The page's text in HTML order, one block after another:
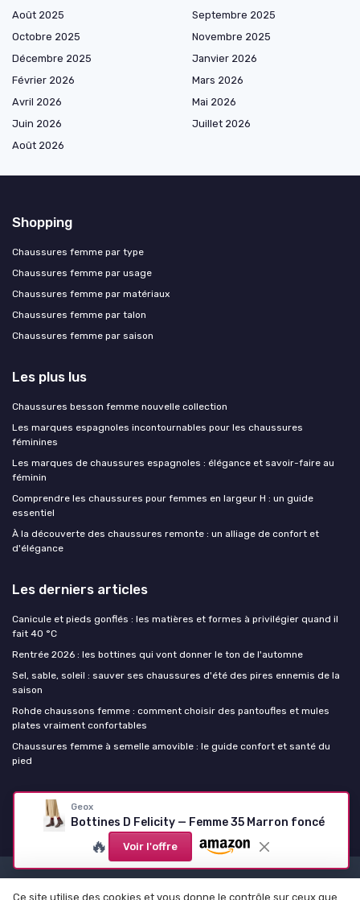
Geox
Bottines D Felicity — Femme 35 Marron foncé
🔥 Voir l'offre
Août 2025
Septembre 2025
Octobre 2025
Novembre 2025
Décembre 2025
Janvier 2026
Février 2026
Mars 2026
Avril 2026
Mai 2026
Juin 2026
Juillet 2026
Août 2026
Shopping
Chaussures femme par type
Chaussures femme par usage
Chaussures femme par matériaux
Chaussures femme par talon
Chaussures femme par saison
Les plus lus
Chaussures besson femme nouvelle collection
Les marques espagnoles incontournables pour les chaussures
féminines
Les marques de chaussures espagnoles : élégance et savoir-faire au
féminin
Comprendre les chaussures pour femmes en largeur H : un guide
essentiel
À la découverte des chaussures remonte : un alliage de confort et
d'élégance
Les derniers articles
Canicule et pieds gonflés : les matières et formes à privilégier quand il
fait 40 °C
Rentrée 2026 : les bottines qui vont donner le ton de l'automne
Sel, sable, soleil : sauver ses chaussures d'été des pires ennemis de la
saison
Rohde chaussons femme : comment choisir des pantoufles et mules
plates vraiment confortables
Chaussures femme à semelle amovible : le guide confort et santé du
pied
Chaussure femme
Ce site utilise des cookies et vous donne le contrôle sur ceux que